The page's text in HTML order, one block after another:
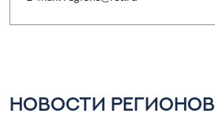
НОВОСТИ РЕГИОНОВ